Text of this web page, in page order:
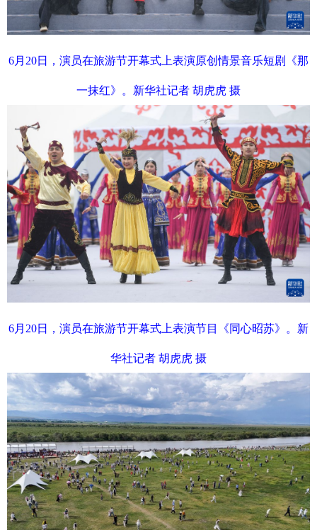
6月20日，演员在旅游节开幕式上表演原创情景音乐短剧《那
一抹红》。新华社记者 胡虎虎 摄
6月20日，演员在旅游节开幕式上表演节目《同心昭苏》。新
华社记者 胡虎虎 摄